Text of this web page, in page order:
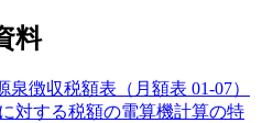
料
徴収税額表（月額表 01-07）
対する税額の電算機計算の特